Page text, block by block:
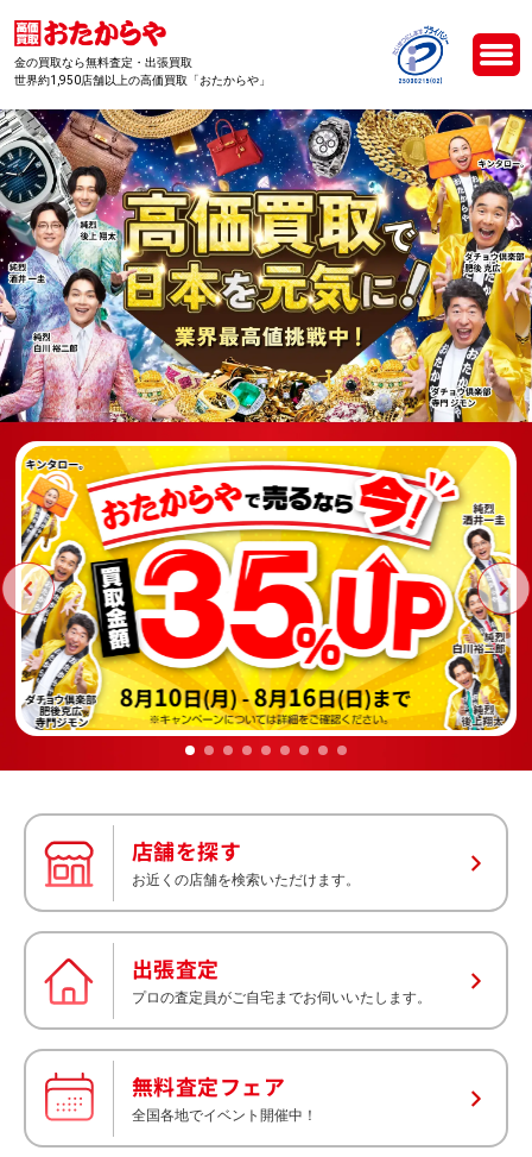
金の買取なら無料査定・出張買取
世界約1,950店舗以上の高価買取「おたからや」
8月10日(月) -8月16日(日)まで
店舗を探す
お近くの店舗を検索いただけます。
出張査定
プロの査定員がご自宅までお伺いいたします。
無料査定フェア
全国各地でイベント開催中！